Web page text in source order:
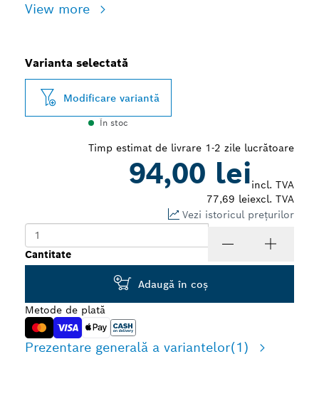
View more
Varianta selectată
Modificare variantă
În stoc
Timp estimat de livrare 1-2 zile lucrătoare
94,00 leiincl. TVA
77,69 leiexcl. TVA
Vezi istoricul prețurilor
Cantitate
Adaugă în coş
Metode de plată
Prezentare generală a variantelor(1)